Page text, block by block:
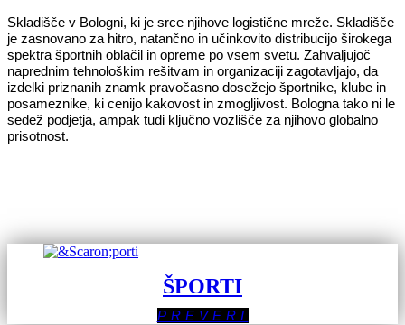
Skladišče v Bologni, ki je srce njihove logistične mreže. Skladišče
je zasnovano za hitro, natančno in učinkovito distribucijo širokega
spektra športnih oblačil in opreme po vsem svetu. Zahvaljujoč
naprednim tehnološkim rešitvam in organizaciji zagotavljajo, da
izdelki priznanih znamk pravočasno dosežejo športnike, klube in
posameznike, ki cenijo kakovost in zmogljivost. Bologna tako ni le
sedež podjetja, ampak tudi ključno vozlišče za njihovo globalno
prisotnost.
ŠPORTI
PREVERI